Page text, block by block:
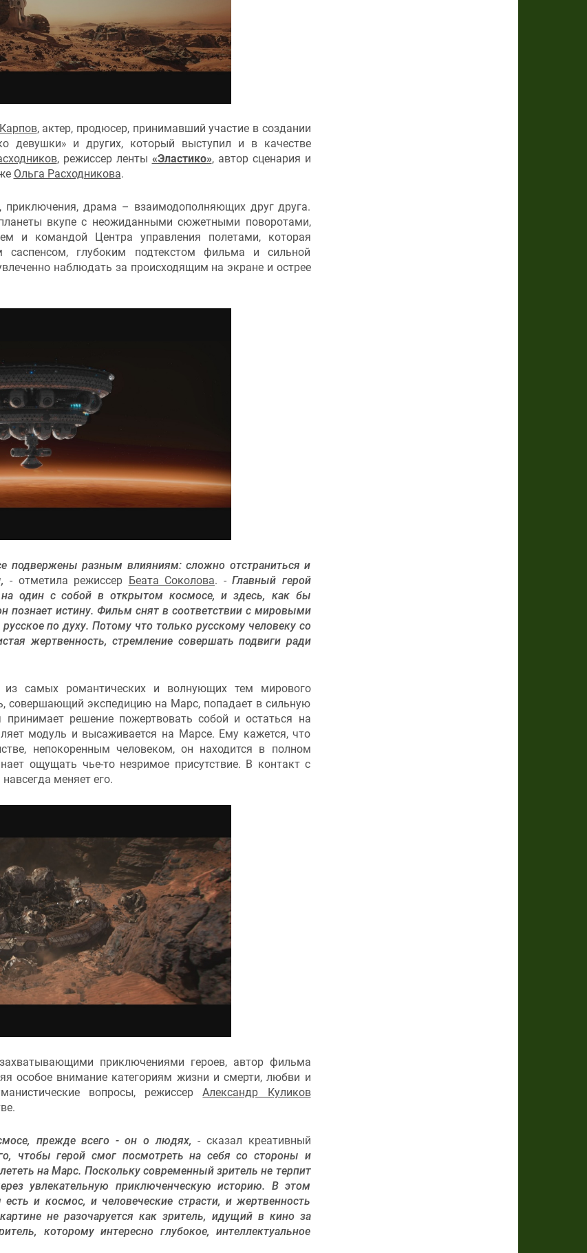
, актер, продюсер, принимавший участие в создании
девушки» и других, который выступил и в качестве
, режиссер ленты «Эластико», автор сценария и
Ольга Расходникова.
драма – взаимодополняющих друг друга.
вкупе с неожиданными сюжетными поворотами,
и командой Центра управления полетами, которая
саспенсом, глубоким подтекстом фильма и сильной
наблюдать за происходящим на экране и острее
разным влияниям: сложно отстраниться и
- отметила режиссер Беата Соколова. - Главный герой
на один с собой в открытом космосе, и здесь, как бы
познает истину. Фильм снят в соответствии с мировыми
по духу. Потому что только русскому человеку со
жертвенность, стремление совершать подвиги ради
самых романтических и волнующих тем мирового
совершающий экспедицию на Марс, попадает в сильную
решение пожертвовать собой и остаться на
модуль и высаживается на Марсе. Ему кажется, что
непокоренным человеком, он находится в полном
ощущать чье-то незримое присутствие. В контакт с
меняет его.
приключениями героев, автор фильма
особое внимание категориям жизни и смерти, любви и
вопросы, режиссерАлександр Куликов
прежде всего - он о людях, - сказал креативный
чтобы герой смог посмотреть на себя со стороны и
на Марс. Поскольку современный зритель не терпит
увлекательную приключенческую историю. В этом
и космос, и человеческие страсти, и жертвенность
не разочаруется как зритель, идущий в кино за
которому интересно глубокое, интеллектуальное